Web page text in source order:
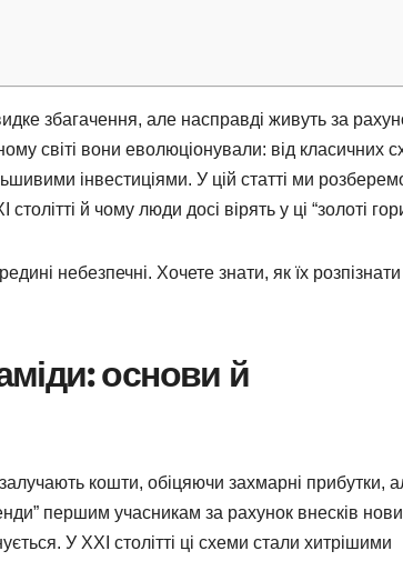
збагачення, але насправді живуть за
світі вони еволюціонували: від класичних
інвестиціями. У цій статті ми
й чому люди досі вірять у ці “золоті
небезпечні. Хочете знати, як їх
основи й
кошти, обіцяючи захмарні прибутки,
першим учасникам за рахунок внесків
У XXI столітті ці схеми стали хитрішими